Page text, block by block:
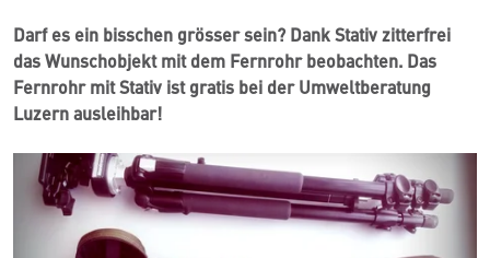
Darf es ein bisschen grösser sein? Dank Stativ zitterfrei
das Wunschobjekt mit dem Fernrohr beobachten. Das
Fernrohr mit Stativ ist gratis bei der Umweltberatung
Luzern ausleihbar!